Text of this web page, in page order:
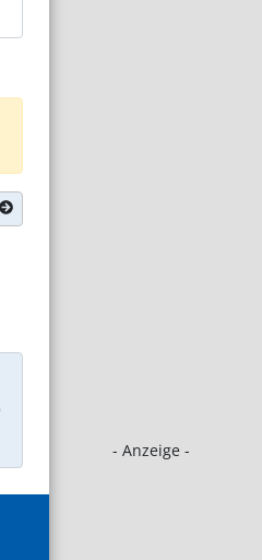
- Anzeige -